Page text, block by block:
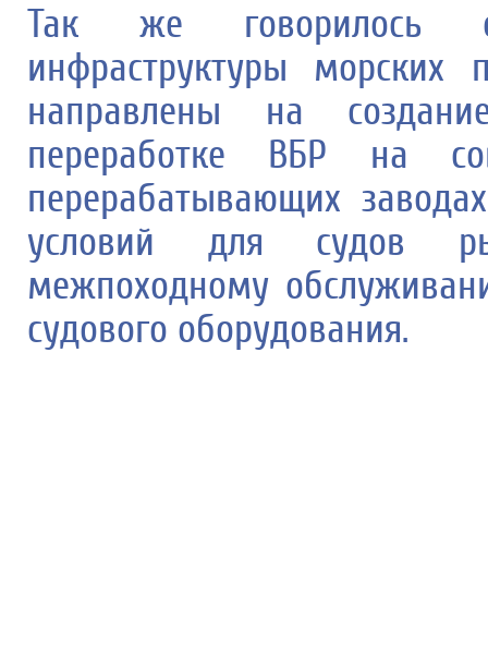
Так же говорилось о
инфраструктуры морских
направлены на
переработке ВБР на
перерабатывающих
условий для судов
межпоходному
судового оборудования.